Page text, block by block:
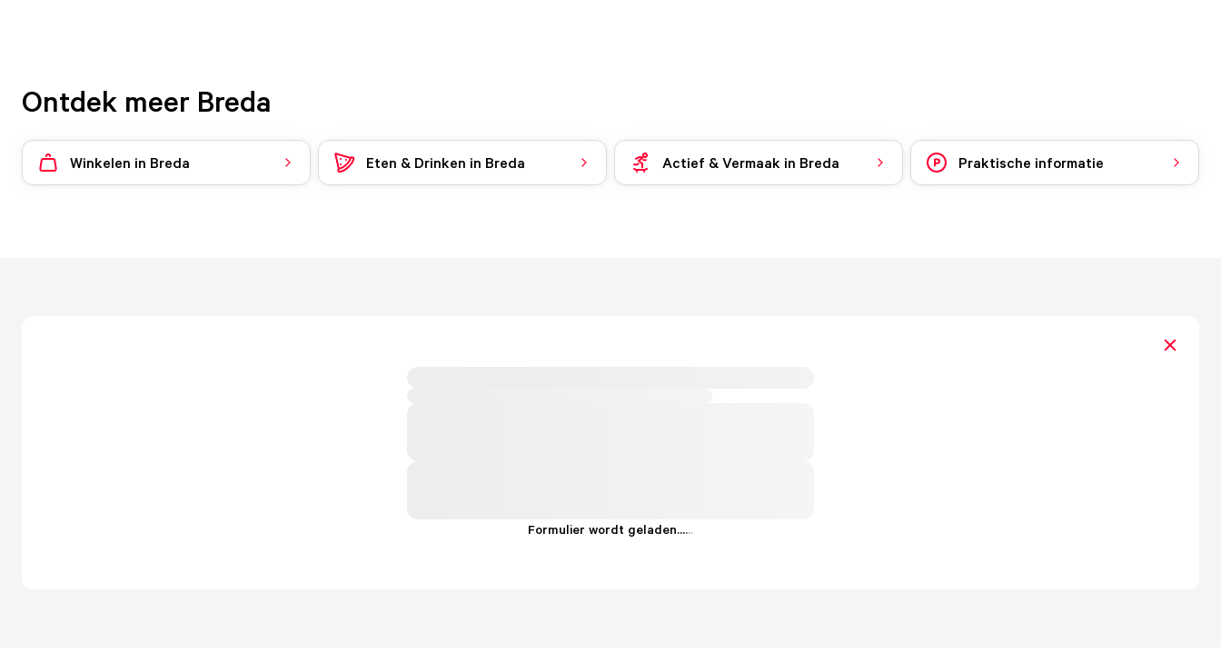
Ontdek meer Breda
Winkelen in Breda Eten & Drinken in Breda Actief & Vermaak in Breda Praktische informatie
Formulier wordt geladen......